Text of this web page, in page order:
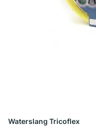
Waterslang Tricoflex